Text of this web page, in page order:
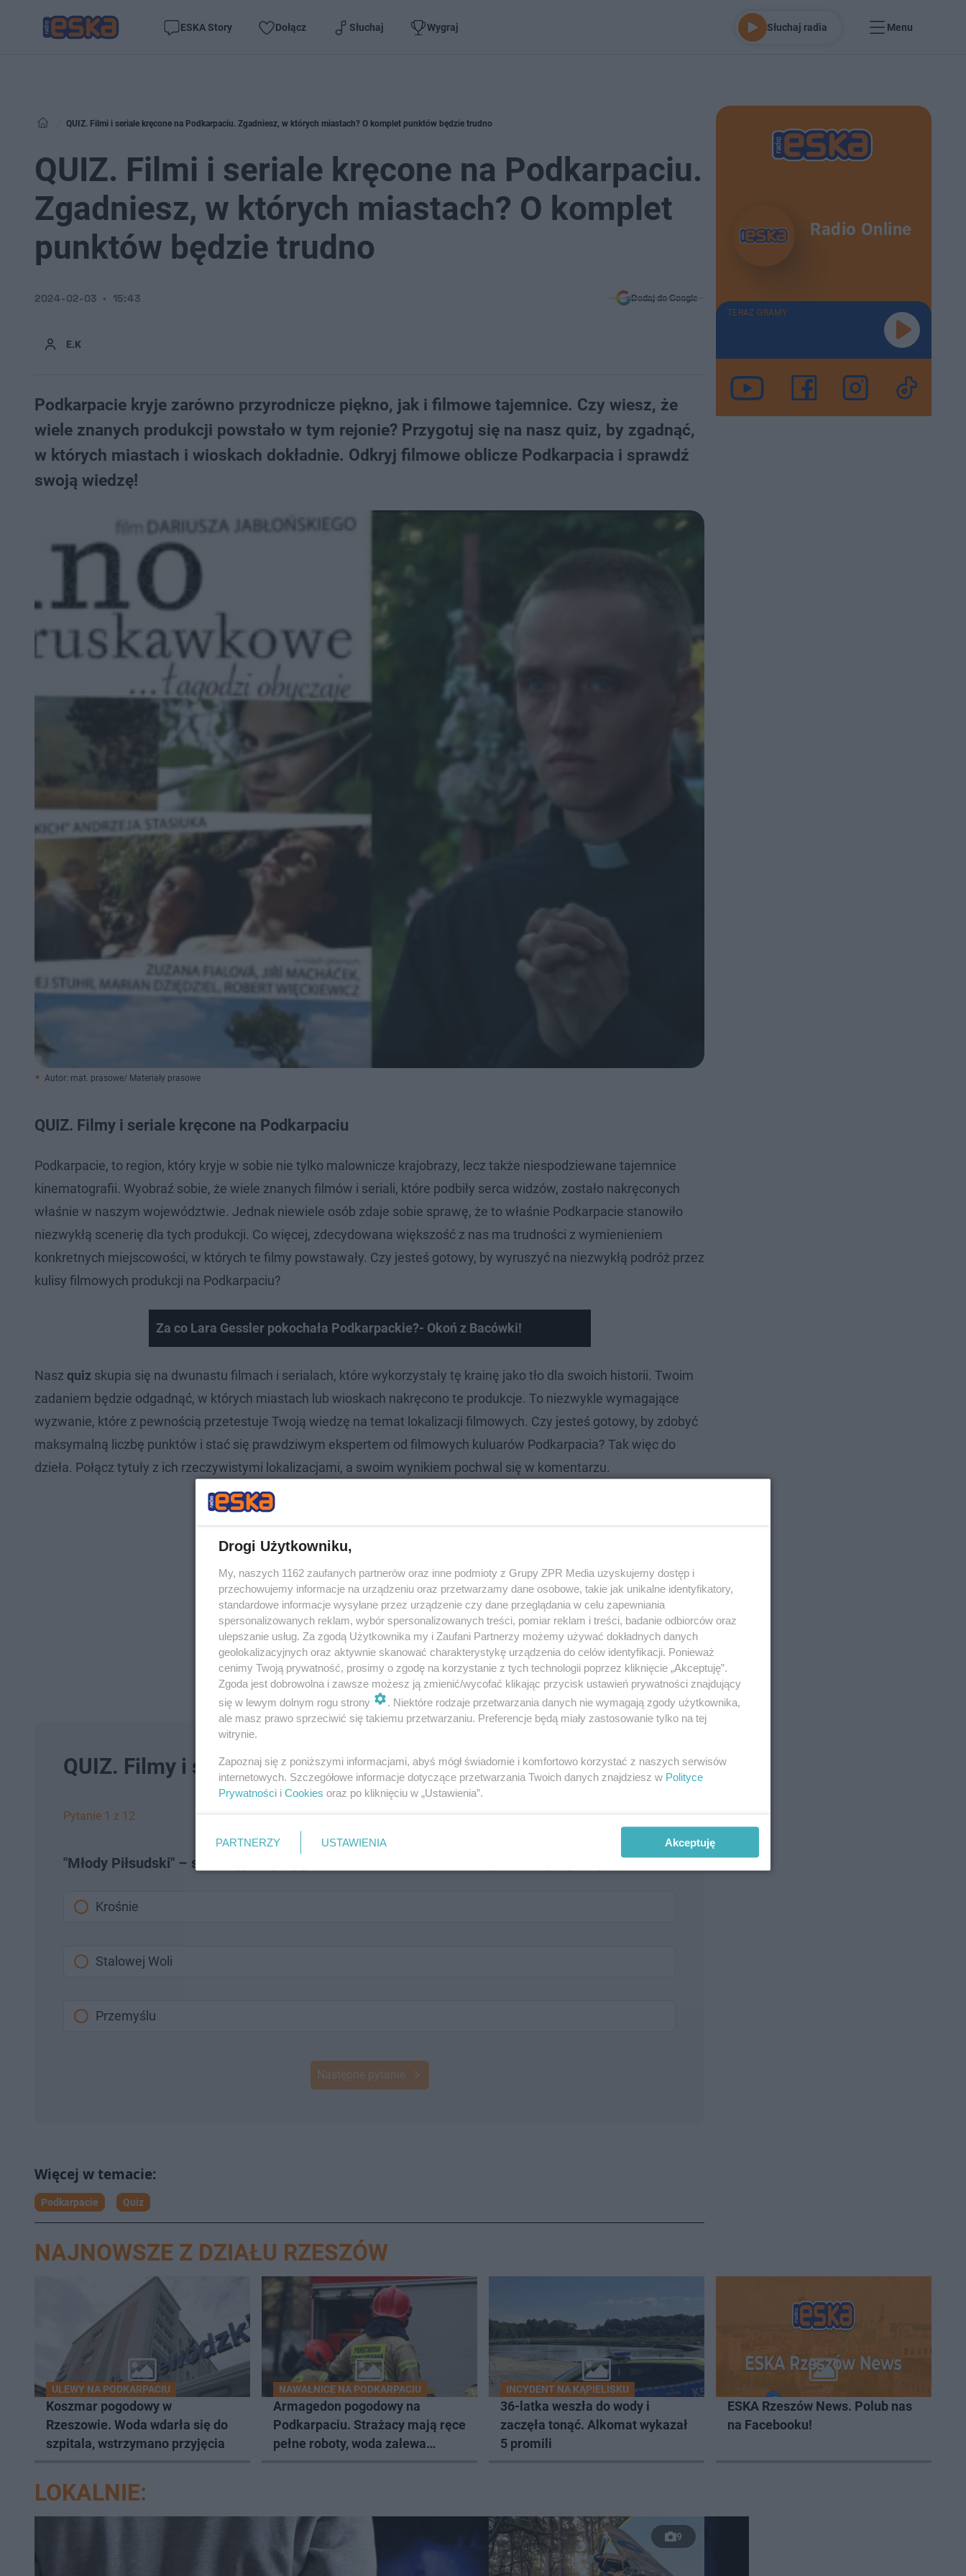
ESKA Story Dołącz Słuchaj Wygraj Słuchaj radia Menu
QUIZ. Filmi i seriale kręcone na Podkarpaciu. Zgadniesz, w których miastach? O komplet punktów będzie trudno
QUIZ. Filmi i seriale kręcone na Podkarpaciu.
Zgadniesz, w których miastach? O komplet
punktów będzie trudno
E.K
2024-02-03 15:43 Dodaj do Google
Podkarpacie kryje zarówno przyrodnicze piękno, jak i filmowe tajemnice. Czy wiesz, że
wiele znanych produkcji powstało w tym rejonie? Przygotuj się na nasz quiz, by zgadnąć,
w których miastach i wioskach dokładnie. Odkryj filmowe oblicze Podkarpacia i sprawdź
swoją wiedzę!
Autor: mat. prasowe/ Materiały prasowe
QUIZ. Filmy i seriale kręcone na Podkarpaciu
Podkarpacie, to region, który kryje w sobie nie tylko malownicze krajobrazy, lecz także niespodziewane tajemnice
kinematografii. Wyobraź sobie, że wiele znanych filmów i seriali, które podbiły serca widzów, zostało nakręconych
właśnie w naszym województwie. Jednak niewiele osób zdaje sobie sprawę, że to właśnie Podkarpacie stanowiło
niezwykłą scenerię dla tych produkcji. Co więcej, zdecydowana większość z nas ma trudności z wymienieniem
konkretnych miejscowości, w których te filmy powstawały. Czy jesteś gotowy, by wyruszyć na niezwykłą podróż przez
kulisy filmowych produkcji na Podkarpaciu?
Za co Lara Gessler pokochała Podkarpackie?- Okoń z Bacówki!
Nasz quiz skupia się na dwunastu filmach i serialach, które wykorzystały tę krainę jako tło dla swoich historii. Twoim
zadaniem będzie odgadnąć, w których miastach lub wioskach nakręcono te produkcje. To niezwykle wymagające
wyzwanie, które z pewnością przetestuje Twoją wiedzę na temat lokalizacji filmowych. Czy jesteś gotowy, by zdobyć
maksymalną liczbę punktów i stać się prawdziwym ekspertem od filmowych kuluarów Podkarpacia? Tak więc do
dzieła. Połącz tytuły z ich rzeczywistymi lokalizacjami, a swoim wynikiem pochwal się w komentarzu.
QUIZ. Filmy i seriale kręcone na Podkarpaciu
Pytanie 1 z 12
"Młody Piłsudski" – sensacyjno–przygodowy serial kostiumowy kręcono między innymi w...
Krośnie
Stalowej Woli
Przemyślu
Następne pytanie
Podkarpacie Quiz
Radio Online
TERAZ GRAMY
NAJNOWSZE Z DZIAŁU RZESZÓW
ULEWY NA PODKARPACIU
Koszmar pogodowy w
Rzeszowie. Woda wdarła się do
szpitala, wstrzymano przyjęcia
NAWAŁNICE NA PODKARPACIU
Armagedon pogodowy na
Podkarpaciu. Strażacy mają ręce
pełne roboty, woda zalewa
INCYDENT NA KĄPIELISKU
36-latka weszła do wody i
zaczęła tonąć. Alkomat wykazał
5 promili
ESKA Rzeszów News. Polub nas
na Facebooku!
LOKALNIE:
9
Drogi Użytkowniku,
My, naszych 1162 zaufanych partnerów oraz inne podmioty z Grupy ZPR Media uzyskujemy dostęp i
przechowujemy informacje na urządzeniu oraz przetwarzamy dane osobowe, takie jak unikalne identyfikatory,
standardowe informacje wysyłane przez urządzenie czy dane przeglądania w celu zapewniania
spersonalizowanych reklam, wybór spersonalizowanych treści, pomiar reklam i treści, badanie odbiorców oraz
ulepszanie usług. Za zgodą Użytkownika my i Zaufani Partnerzy możemy używać dokładnych danych
geolokalizacyjnych oraz aktywnie skanować charakterystykę urządzenia do celów identyfikacji. Ponieważ
cenimy Twoją prywatność, prosimy o zgodę na korzystanie z tych technologii poprzez kliknięcie „Akceptuję”.
Zgoda jest dobrowolna i zawsze możesz ją zmienić/wycofać klikając przycisk ustawień prywatności znajdujący
się w lewym dolnym rogu strony
. Niektóre rodzaje przetwarzania danych nie wymagają zgody użytkownika,
ale masz prawo sprzeciwić się takiemu przetwarzaniu. Preferencje będą miały zastosowanie tylko na tej
witrynie.
Zapoznaj się z poniższymi informacjami, abyś mógł świadomie i komfortowo korzystać z naszych serwisów
internetowych. Szczegółowe informacje dotyczące przetwarzania Twoich danych znajdziesz w Polityce
Prywatności i Cookies oraz po kliknięciu w „Ustawienia”.
PARTNERZY USTAWIENIA Akceptuję